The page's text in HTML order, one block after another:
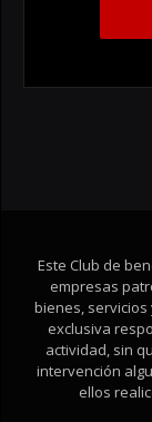
Este Club de
empresas
bienes, servicios
exclusiva
actividad, sin
intervención
ellos